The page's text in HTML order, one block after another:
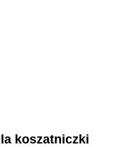
koszatniczki